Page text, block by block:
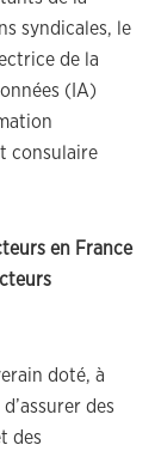
syndicales, le
de la
(IA)
consulaire
en France
doté, à
des
des